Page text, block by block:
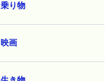
乗り物
映画